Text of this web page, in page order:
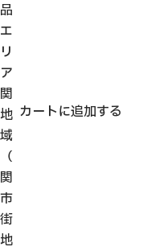
品
エ
リ
ア
関
地
域
（
関
市
街
地
カートに追加する